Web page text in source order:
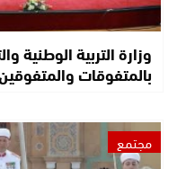
وزارة التربية الوطنية
بالمتفوقات
مجتمع